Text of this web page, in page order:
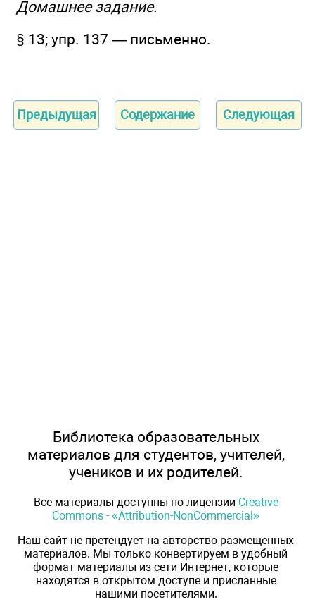
Домашнее задание.
§ 13; упр. 137 — письменно.
Предыдущая Содержание Следующая
Библиотека образовательных
материалов для студентов, учителей,
учеников и их родителей.
Все материалы доступны по лицензии Creative
Commons - «Attribution-NonCommercial»
Наш сайт не претендует на авторство размещенных
материалов. Мы только конвертируем в удобный
формат материалы из сети Интернет, которые
находятся в открытом доступе и присланные
нашими посетителями.